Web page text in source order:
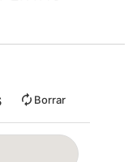
Borrar